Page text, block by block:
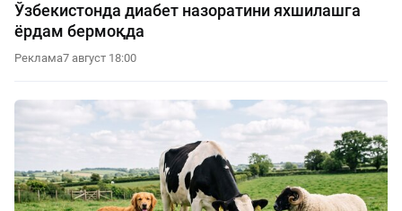
Ўзбекистонда диабет назоратини яхшилашга
ёрдам бермоқда
Реклама7 август 18:00